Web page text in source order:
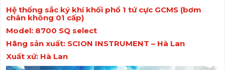
Hệ thống sắc ký khí khối phổ 1 tứ cực GCMS (bơm
chân không 01 cấp)
Model: 8700 SQ select
Hãng sản xuất: SCION INSTRUMENT – Hà Lan
Xuất xứ: Hà Lan